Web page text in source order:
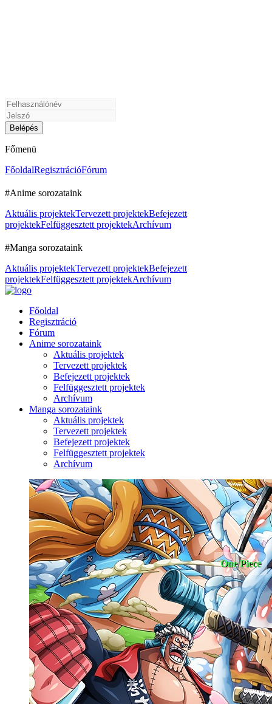
Főmenü
FőoldalRegisztrációFórum
#Anime sorozataink
Aktuális projektekTervezett projektekBefejezett
projektekFelfüggesztett projektekArchívum
#Manga sorozataink
Aktuális projektekTervezett projektekBefejezett
projektekFelfüggesztett projektekArchívum
Főoldal
Regisztráció
Fórum
Anime sorozataink
Aktuális projektek
Tervezett projektek
Befejezett projektek
Felfüggesztett projektek
Archívum
Manga sorozataink
Aktuális projektek
Tervezett projektek
Befejezett projektek
Felfüggesztett projektek
Archívum
One Piece